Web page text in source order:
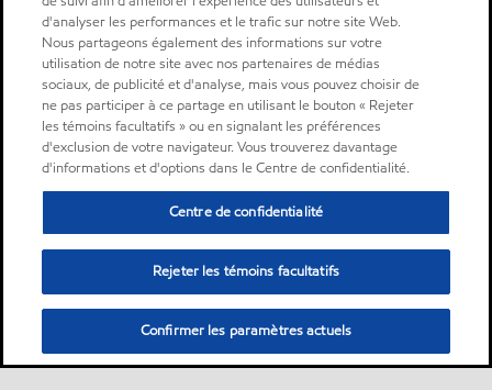
d'analyser les performances et le trafic sur notre site Web.
Nous partageons également des informations sur votre
utilisation de notre site avec nos partenaires de médias
sociaux, de publicité et d'analyse, mais vous pouvez choisir de
ne pas participer à ce partage en utilisant le bouton « Rejeter
les témoins facultatifs » ou en signalant les préférences
d'exclusion de votre navigateur. Vous trouverez davantage
d'informations et d'options dans le Centre de confidentialité.
Centre de confidentialité
Rejeter les témoins facultatifs
Confirmer les paramètres actuels